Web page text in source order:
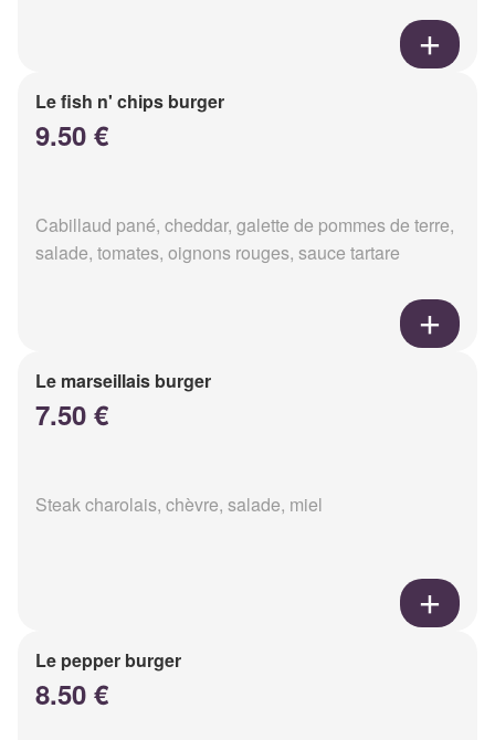
Le fish n' chips burger
9.50 €
Cabillaud pané, cheddar, galette de pommes de terre,
salade, tomates, oignons rouges, sauce tartare
Le marseillais burger
7.50 €
Steak charolais, chèvre, salade, miel
Le pepper burger
8.50 €